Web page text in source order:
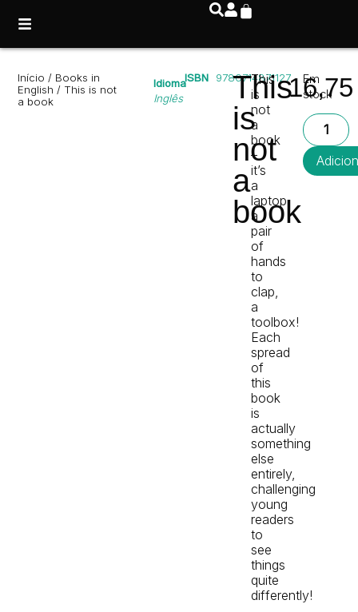
Início / Books in
English / This is not
a book
Idioma
Inglês
ISBN 9780714871127
This
is
not
a
book
This
is
not
a
book
–
it’s
a
laptop,
a
pair
of
hands
to
clap,
a
toolbox!
Each
spread
of
this
book
is
actually
something
else
entirely,
challenging
young
readers
to
see
things
quite
differently!
Em
stock